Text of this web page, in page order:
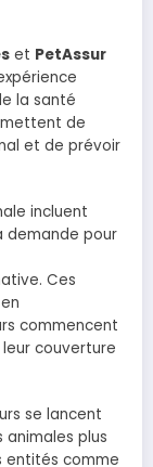
et PetAssur
la santé
de
et de prévoir
incluent
demande pour
Ces
commencent
couverture
se lancent
animales plus
entités comme